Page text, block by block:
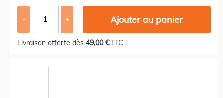
- + Ajouter au panier
Livraison offerte dès 49,00 €TTC !